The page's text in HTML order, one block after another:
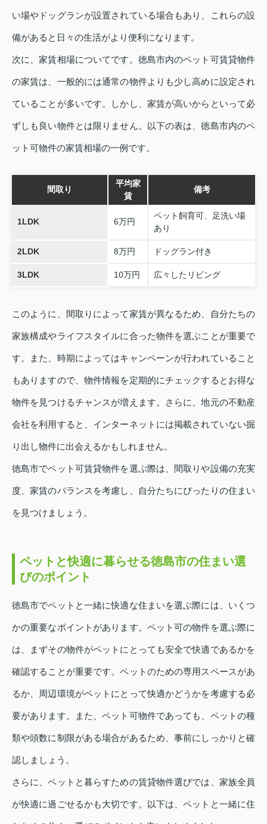
い場やドッグランが設置されている場合もあり、これらの設
備があると日々の生活がより便利になります。
次に、家賃相場についてです。徳島市内のペット可賃貸物件
の家賃は、一般的には通常の物件よりも少し高めに設定され
ていることが多いです。しかし、家賃が高いからといって必
ずしも良い物件とは限りません。以下の表は、徳島市内のペ
ット可物件の家賃相場の一例です。
間取り
平均家
賃
備考
1LDK 6万円
ペット飼育可、足洗い場
あり
2LDK 8万円 ドッグラン付き
3LDK 10万円 広々したリビング
このように、間取りによって家賃が異なるため、自分たちの
家族構成やライフスタイルに合った物件を選ぶことが重要で
す。また、時期によってはキャンペーンが行われていること
もありますので、物件情報を定期的にチェックするとお得な
物件を見つけるチャンスが増えます。さらに、地元の不動産
会社を利用すると、インターネットには掲載されていない掘
り出し物件に出会えるかもしれません。
徳島市でペット可賃貸物件を選ぶ際は、間取りや設備の充実
度、家賃のバランスを考慮し、自分たちにぴったりの住まい
を見つけましょう。
ペットと快適に暮らせる徳島市の住まい選
びのポイント
徳島市でペットと一緒に快適な住まいを選ぶ際には、いくつ
かの重要なポイントがあります。ペット可の物件を選ぶ際に
は、まずその物件がペットにとっても安全で快適であるかを
確認することが重要です。ペットのための専用スペースがあ
るか、周辺環境がペットにとって快適かどうかを考慮する必
要があります。また、ペット可物件であっても、ペットの種
類や頭数に制限がある場合があるため、事前にしっかりと確
認しましょう。
さらに、ペットと暮らすための賃貸物件選びでは、家族全員
が快適に過ごせるかも大切です。以下は、ペットと一緒に住